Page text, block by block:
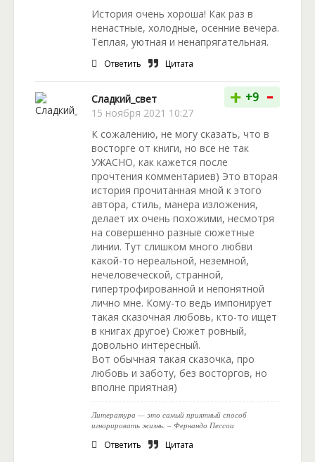
История очень хороша! Как раз в
ненастные, холодные, осенние вечера.
Теплая, уютная и ненапрягательная.
Ответить Цитата
Сладкий_свет
15 ноября 2021 10:27
+ +9 -
К сожалению, не могу сказать, что в
восторге от книги, но все не так
УЖАСНО, как кажется после
прочтения комментариев) Это вторая
история прочитанная мной к этого
автора, стиль, манера изложения,
делает их очень похожими, несмотря
на совершенно разные сюжетные
линии. Тут слишком много любви
какой-то нереальной, неземной,
нечеловеческой, странной,
гипертрофированной и непонятной
лично мне. Кому-то ведь импонирует
такая сказочная любовь, кто-то ищет
в книгах другое) Сюжет ровный,
довольно интересный.
Вот обычная такая сказочка, про
любовь и заботу, без восторгов, но
вполне приятная)
Литература — это самый приятный способ
игнорировать жизнь. – Фернандо Пессоа
Ответить Цитата